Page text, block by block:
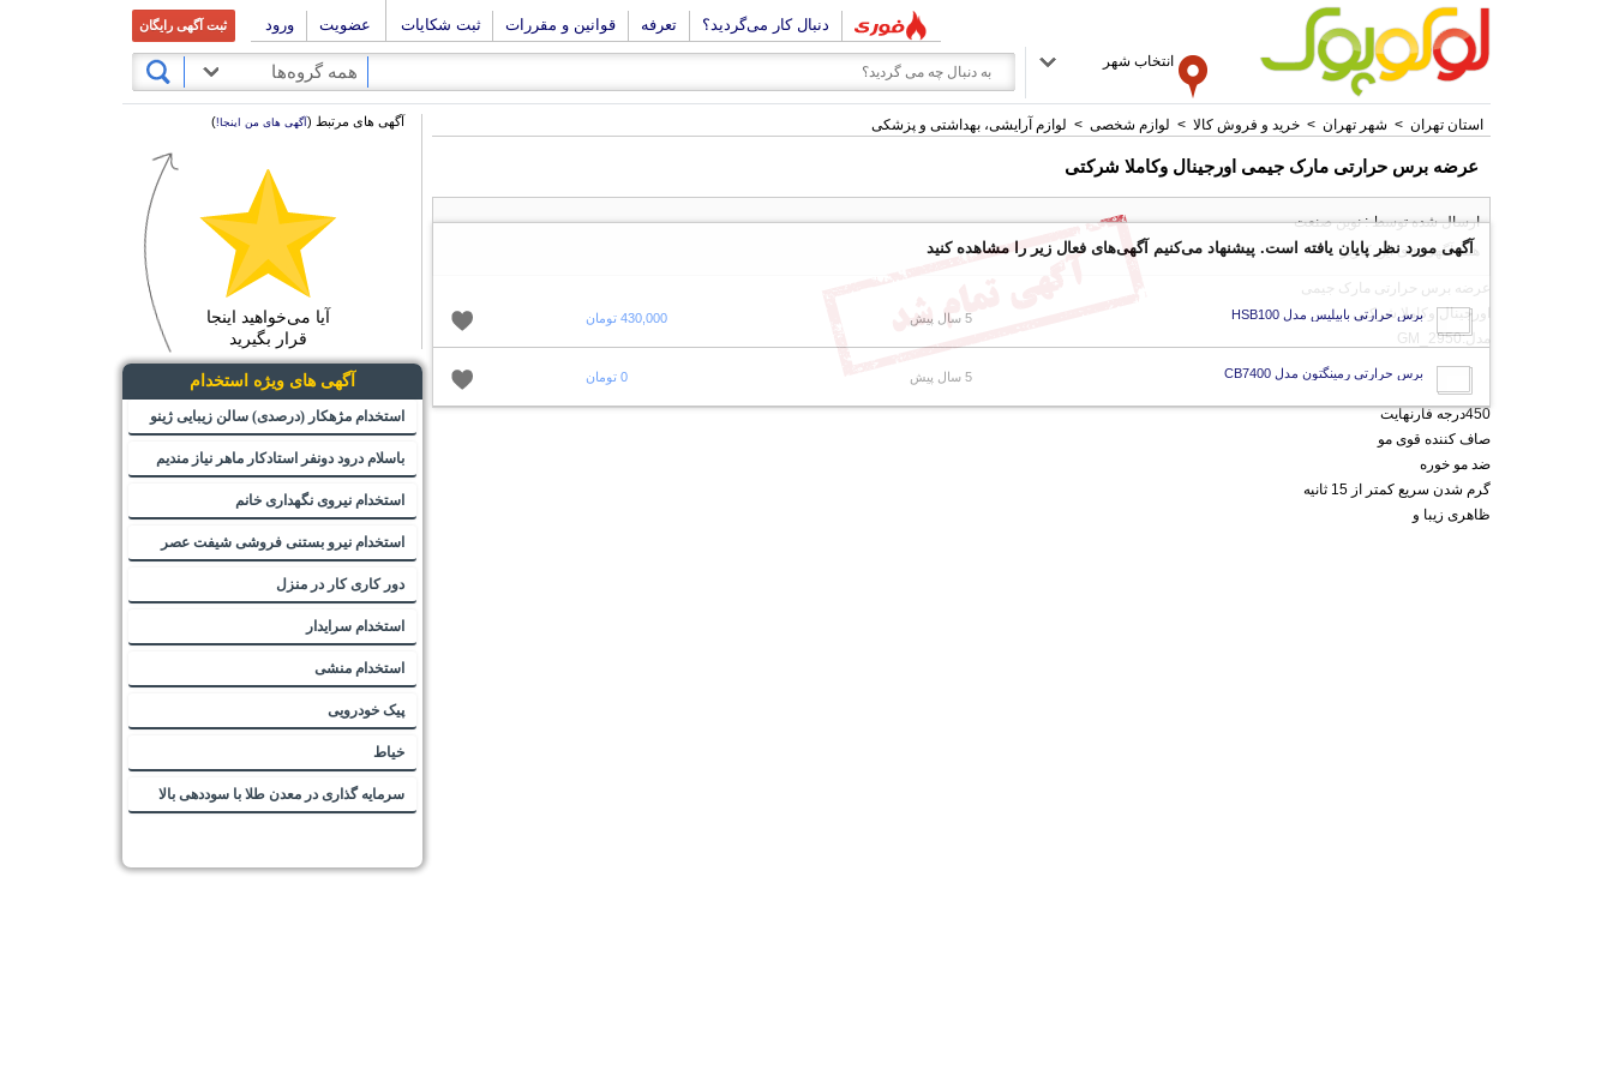
دنبال کار می‌گردید؟ تعرفه قوانین و مقررات ثبت شکایات عضویت ورود ثبت آگهی رایگان
انتخاب شهر
همه گروه‌ها
استان تهران > شهر تهران > خرید و فروش کالا > لوازم شخصی > لوازم آرایشی، بهداشتی و پزشکی
عرضه برس حرارتی مارک جیمی اورجینال وکاملا شرکتی
ارسال شده توسط : نوین صنعت
همه آگهی های این کاربر
عرضه برس حرارتی مارک جیمی
اورجینال وکاملا شرکتی
مدل:GM_2950
450درجه فارنهایت
صاف کننده قوی مو
ضد مو خوره
گرم شدن سریع کمتر از 15 ثانیه
ظاهری زیبا و
آگهی مورد نظر پایان یافته است. پیشنهاد می‌کنیم آگهی‌های فعال زیر را مشاهده کنید
برس حرارتی بابیلیس مدل HSB100 5 سال پیش 430,000 تومان
برس حرارتی رمینگتون مدل CB7400 5 سال پیش 0 تومان
آگهی های مرتبط (آگهی های من اینجا!)
آیا می‌خواهید اینجا
قرار بگیرید
آگهی های ویژه استخدام
استخدام مژهکار (درصدی) سالن زیبایی ژینو
باسلام درود دونفر استادکار ماهر نیاز مندیم
استخدام نیروی نگهداری خانم
استخدام نیرو بستنی فروشی شیفت عصر
دور کاری کار در منزل
استخدام سرایدار
استخدام منشی
پیک خودرویی
خیاط
سرمایه گذاری در معدن طلا با سوددهی بالا